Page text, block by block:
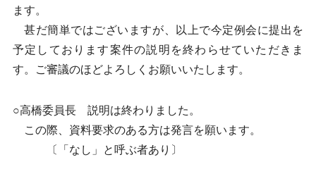
ます。
甚だ簡単ではございますが、以上で今定例会に提出を
予定しております案件の説明を終わらせていただきま
す。ご審議のほどよろしくお願いいたします。
○高橋委員長 説明は終わりました。
この際、資料要求のある方は発言を願います。
〔「なし」と呼ぶ者あり〕